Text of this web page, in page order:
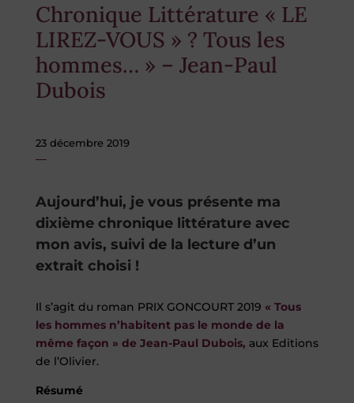
Chronique Littérature « LE
LIREZ-VOUS » ? Tous les
hommes… » – Jean-Paul
Dubois
23 décembre 2019
Aujourd’hui, je vous présente ma
dixième chronique littérature avec
mon avis, suivi de la lecture d’un
extrait choisi !
Il s’agit du roman PRIX GONCOURT 2019 « Tous
les hommes n’habitent pas le monde de la
même façon » de Jean-Paul Dubois, aux Editions
de l’Olivier.
Résumé